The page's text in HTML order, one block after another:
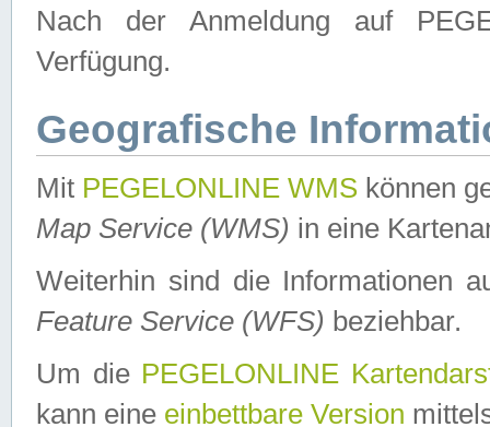
Nach der Anmeldung auf
Verfügung.
Geografische
Mit PEGELONLINE WMS können
Map Service (WMS) in eine
Weiterhin sind die Informationen
Feature Service (WFS) beziehbar.
Um die PEGELONLINE
kann eine einbettbare Version